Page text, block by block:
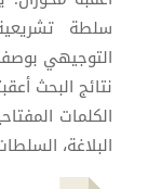
سلطة
التوجيهي
نتائج البحث
الكلمات
البلاغة،